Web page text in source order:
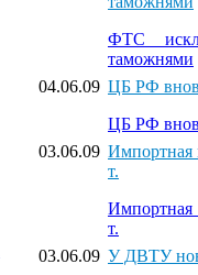
ФТС
таможнями
04.06.09 ЦБ РФ
ЦБ РФ
03.06.09 Импортная
т.
Импортная
т.
03.06.09 У ДВТУ